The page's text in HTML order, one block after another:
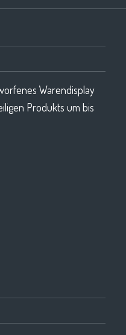
Warendisplay
Produkts um bis